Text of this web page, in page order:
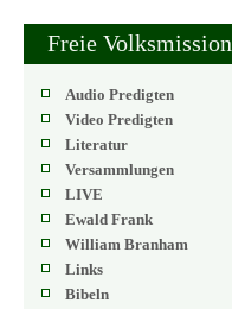
Freie Volksmission
Audio Predigten
Video Predigten
Literatur
Versammlungen
LIVE
Ewald Frank
William Branham
Links
Bibeln